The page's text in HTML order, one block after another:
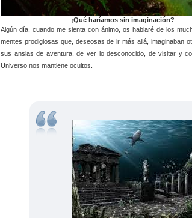
¡Qué haríamos sin imaginación?
Algún día, cuando me sienta con ánimo, os hablaré de los
mentes prodigiosas que, deseosas de ir más allá, imaginaban
sus ansias de aventura, de ver lo desconocido, de visitar y
Universo nos mantiene ocultos.